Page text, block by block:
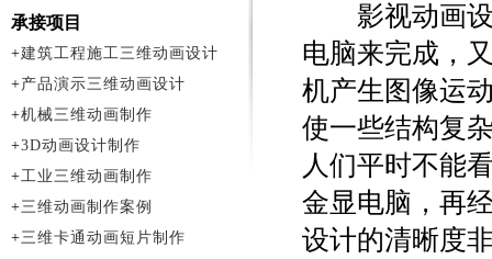
影视动画设
电脑来完成，
机产生图像运
使一些结构复
人们平时不能
金显电脑，再
设计的清晰度
承接项目
+建筑工程施工三维动画设计
+产品演示三维动画设计
+机械三维动画制作
+3D动画设计制作
+工业三维动画制作
+三维动画制作案例
+三维卡通动画短片制作